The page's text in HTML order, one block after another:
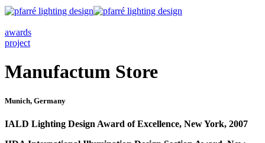
awards
project
Manufactum Store
Munich, Germany
IALD Lighting Design Award of Excellence, New York, 2007